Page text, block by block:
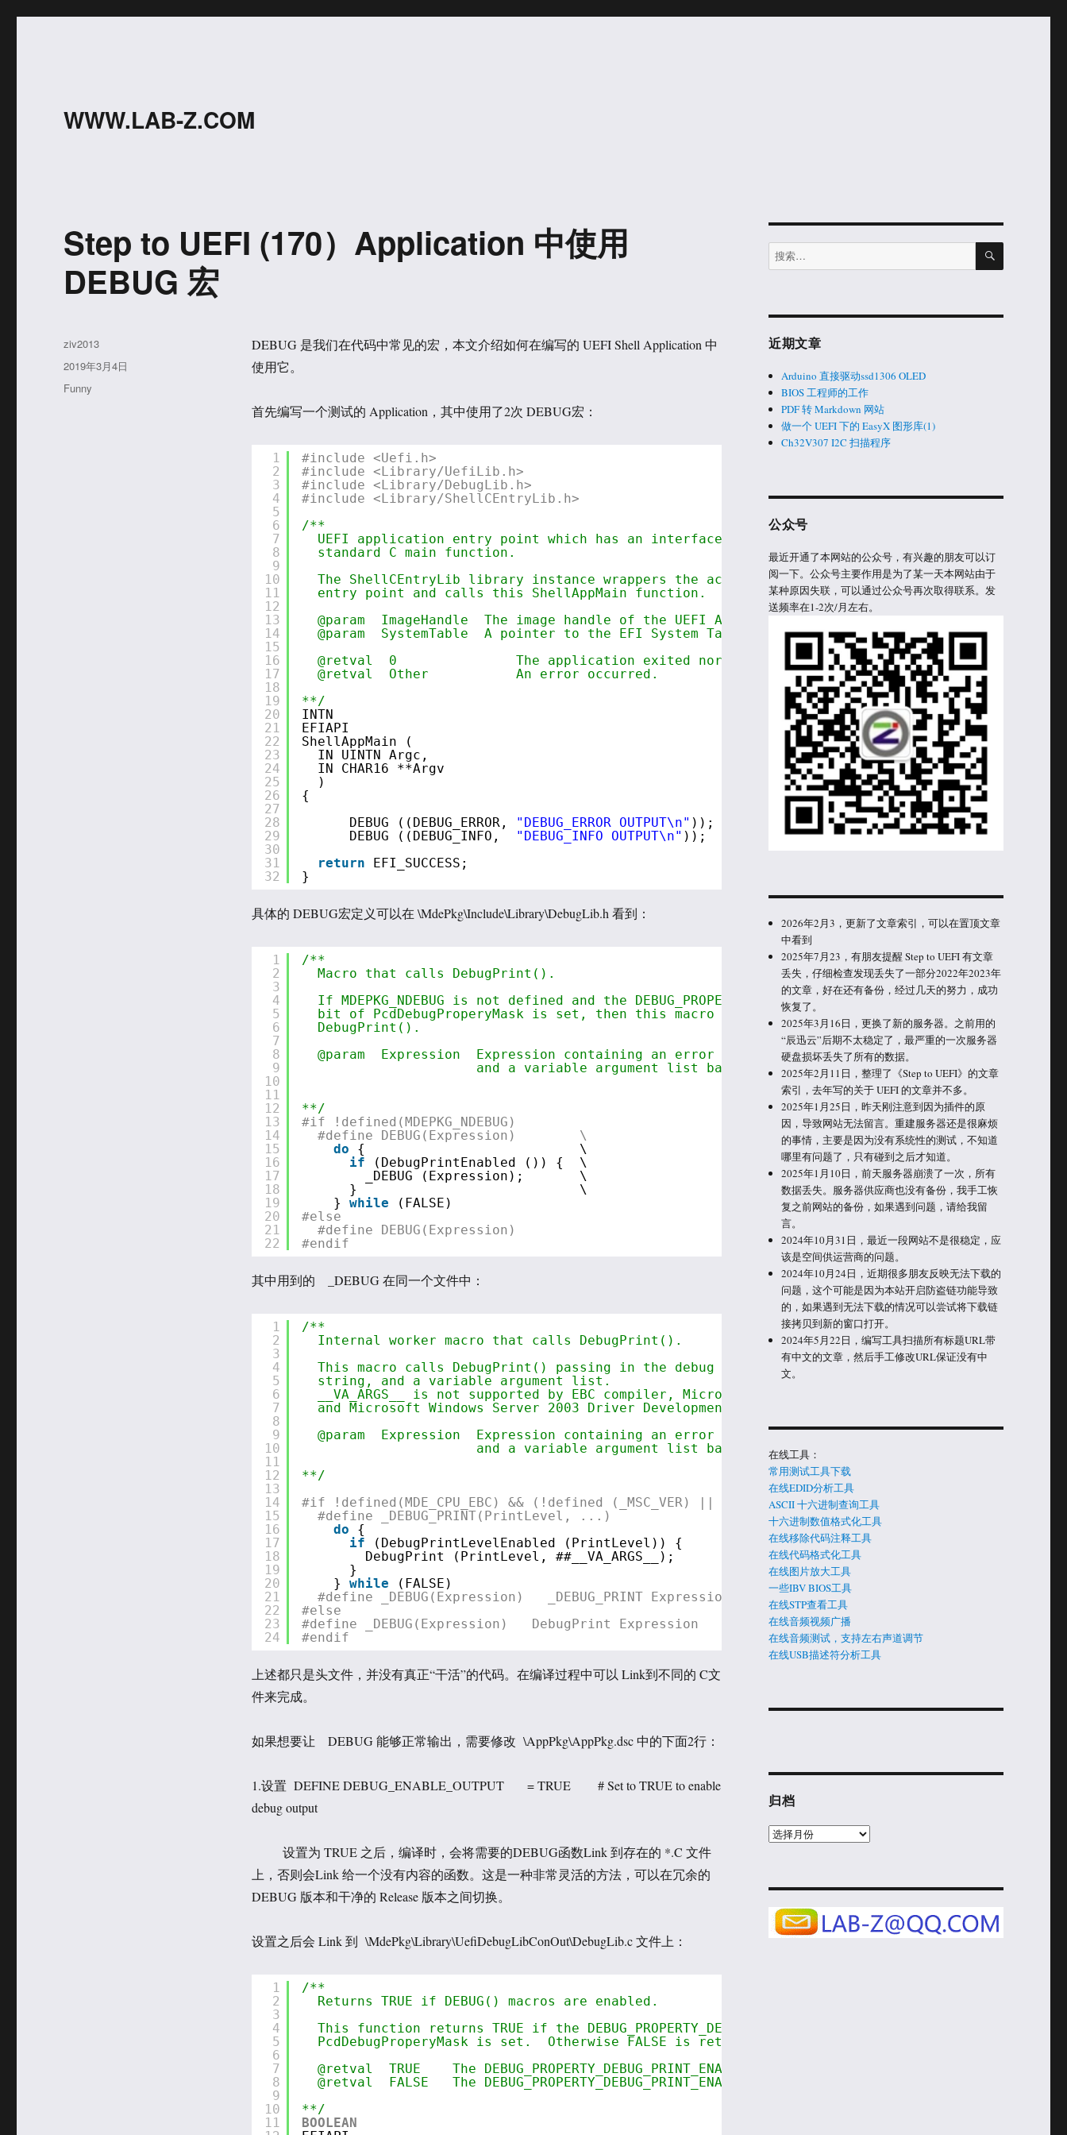
WWW.LAB-Z.COM
Step to UEFI (170）Application 中使用
DEBUG 宏
DEBUG 是我们在代码中常见的宏，本文介绍如何在编写的 UEFI Shell Application 中
使用它。
首先编写一个测试的 Application，其中使用了2次 DEBUG宏：
1
2
3
4
5
6
7
8
9
10
11
12
13
14
15
16
17
18
19
20
21
22
23
24
25
26
27
28
29
30
31
32
#include <Uefi.h>
#include <Library/UefiLib.h>
#include <Library/DebugLib.h>
#include <Library/ShellCEntryLib.h>
/**
UEFI application entry point which has an interface similar to a
standard C main function.
The ShellCEntryLib library instance wrappers the actual UEFI application
entry point and calls this ShellAppMain function.
@param  ImageHandle  The image handle of the UEFI Application.
@param  SystemTable  A pointer to the EFI System Table.
@retval  0               The application exited normally.
@retval  Other           An error occurred.
**/
INTN
EFIAPI
ShellAppMain (
IN UINTN Argc,
IN CHAR16 **Argv
)
{
DEBUG ((DEBUG_ERROR,
"DEBUG_ERROR OUTPUT\n" ));
DEBUG ((DEBUG_INFO,
"DEBUG_INFO OUTPUT\n" ));
return
EFI_SUCCESS;
}
具体的 DEBUG宏定义可以在 \MdePkg\Include\Library\DebugLib.h 看到：
1
2
3
4
5
6
7
8
9
10
11
12
13
14
15
16
17
18
19
20
21
22
/**
Macro that calls DebugPrint().
If MDEPKG_NDEBUG is not defined and the DEBUG_PROPERTY_DEBUG_PRINT_ENABLED
bit of PcdDebugProperyMask is set, then this macro passes Expression to
DebugPrint().
@param  Expression  Expression containing an error level, a format string,
and a variable argument list based on the format string.
**/
#if !defined(MDEPKG_NDEBUG)
#define DEBUG(Expression)        \
do
{                           \
if
(DebugPrintEnabled ()) {  \
_DEBUG (Expression);       \
}                            \
} while
(FALSE)
#else
#define DEBUG(Expression)
#endif
其中用到的 _DEBUG 在同一个文件中：
1
2
3
4
5
6
7
8
9
10
11
12
13
14
15
16
17
18
19
20
21
22
23
24
/**
Internal worker macro that calls DebugPrint().
This macro calls DebugPrint() passing in the debug error level, a format
string, and a variable argument list.
__VA_ARGS__ is not supported by EBC compiler, Microsoft Visual Studio .NET 2003
and Microsoft Windows Server 2003 Driver Development Kit (Microsoft WINDDK) version 3790.1830.
@param  Expression  Expression containing an error level, a format string,
and a variable argument list based on the format string.
**/
#if !defined(MDE_CPU_EBC) && (!defined (_MSC_VER) || _MSC_VER > 1400)
#define _DEBUG_PRINT(PrintLevel, ...)              \
do
{                                             \
if
(DebugPrintLevelEnabled (PrintLevel)) {     \
DebugPrint (PrintLevel, ##__VA_ARGS__);      \
}                                              \
} while
(FALSE)
#define _DEBUG(Expression)   _DEBUG_PRINT Expression
#else
#define _DEBUG(Expression)   DebugPrint Expression
#endif
上述都只是头文件，并没有真正“干活”的代码。在编译过程中可以 Link到不同的 C文
件来完成。
如果想要让 DEBUG 能够正常输出，需要修改 \AppPkg\AppPkg.dsc 中的下面2行：
1.设置 DEFINE DEBUG_ENABLE_OUTPUT = TRUE # Set to TRUE to enable
debug output
设置为 TRUE 之后，编译时，会将需要的DEBUG函数Link 到存在的 *.C 文件
上，否则会Link 给一个没有内容的函数。这是一种非常灵活的方法，可以在冗余的
DEBUG 版本和干净的 Release 版本之间切换。
设置之后会 Link 到 \MdePkg\Library\UefiDebugLibConOut\DebugLib.c 文件上：
1
2
3
4
5
6
7
8
9
10
11
/**
Returns TRUE if DEBUG() macros are enabled.
This function returns TRUE if the DEBUG_PROPERTY_DEBUG_PRINT_ENABLED bit of
PcdDebugProperyMask is set.  Otherwise FALSE is returned.
@retval  TRUE    The DEBUG_PROPERTY_DEBUG_PRINT_ENABLED bit of PcdDebugProperyMask is set.
@retval  FALSE   The DEBUG_PROPERTY_DEBUG_PRINT_ENABLED bit of PcdDebugProperyMask is clear.
**/
BOOLEAN
作
者
ziv2013
发
布
2019年3月4日
分
Funny
搜
索：
搜
近期文章
Arduino 直接驱动ssd1306 OLED
BIOS 工程师的工作
PDF 转 Markdown 网站
做一个 UEFI 下的 EasyX 图形库(1)
Ch32V307 I2C 扫描程序
公众号
最近开通了本网站的公众号，有兴趣的朋友可以订
阅一下。公众号主要作用是为了某一天本网站由于
某种原因失联，可以通过公众号再次取得联系。发
送频率在1-2次/月左右。
2026年2月3，更新了文章索引，可以在置顶文章
中看到
2025年7月23，有朋友提醒 Step to UEFI 有文章
丢失，仔细检查发现丢失了一部分2022年2023年
的文章，好在还有备份，经过几天的努力，成功
恢复了。
2025年3月16日，更换了新的服务器。之前用的
“辰迅云”后期不太稳定了，最严重的一次服务器
硬盘损坏丢失了所有的数据。
2025年2月11日，整理了《Step to UEFI》的文章
索引，去年写的关于 UEFI 的文章并不多。
2025年1月25日，昨天刚注意到因为插件的原
因，导致网站无法留言。重建服务器还是很麻烦
的事情，主要是因为没有系统性的测试，不知道
哪里有问题了，只有碰到之后才知道。
2025年1月10日，前天服务器崩溃了一次，所有
数据丢失。服务器供应商也没有备份，我手工恢
复之前网站的备份，如果遇到问题，请给我留
言。
2024年10月31日，最近一段网站不是很稳定，应
该是空间供运营商的问题。
2024年10月24日，近期很多朋友反映无法下载的
问题，这个可能是因为本站开启防盗链功能导致
的，如果遇到无法下载的情况可以尝试将下载链
接拷贝到新的窗口打开。
2024年5月22日，编写工具扫描所有标题URL带
有中文的文章，然后手工修改URL保证没有中
文。
在线工具：
常用测试工具下载
在线EDID分析工具
ASCII 十六进制查询工具
十六进制数值格式化工具
在线移除代码注释工具
在线代码格式化工具
在线图片放大工具
一些IBV BIOS工具
在线STP查看工具
在线音频视频广播
在线音频测试，支持左右声道调节
在线USB描述符分析工具
归档
归